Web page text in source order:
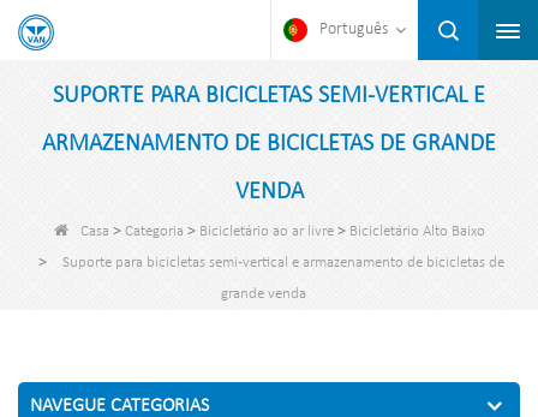
Português
SUPORTE PARA BICICLETAS SEMI-VERTICAL E
ARMAZENAMENTO DE BICICLETAS DE GRANDE
VENDA
Casa > Categoria > Bicicletário ao ar livre> Bicicletário Alto Baixo
>
Suporte para bicicletas semi-vertical e armazenamento de bicicletas de
grande venda
NAVEGUE CATEGORIAS